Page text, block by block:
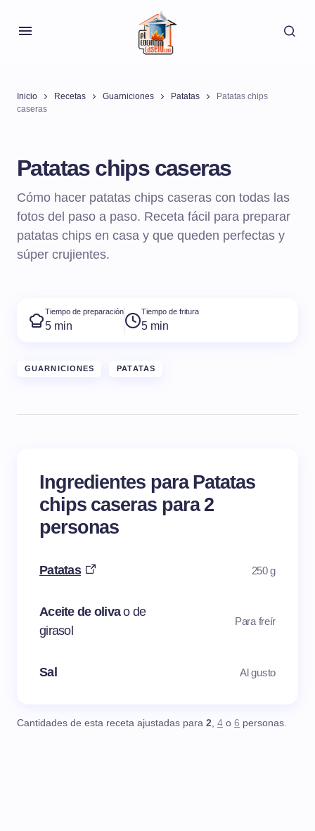
Inicio Recetas Guarniciones Patatas
Patatas chips
caseras
Patatas chips caseras
Cómo hacer patatas chips caseras con todas las
fotos del paso a paso. Receta fácil para preparar
patatas chips en casa y que queden perfectas y
súper crujientes.
Tiempo de preparación
5 min
Tiempo de fritura
5 min
GUARNICIONES PATATAS
Ingredientes para Patatas
chips caseras para 2
personas
Patatas 250 g
Aceite de olivao de
girasol
Para freír
Sal Al gusto
Cantidades de esta receta ajustadas para 2, 4 o 6 personas.